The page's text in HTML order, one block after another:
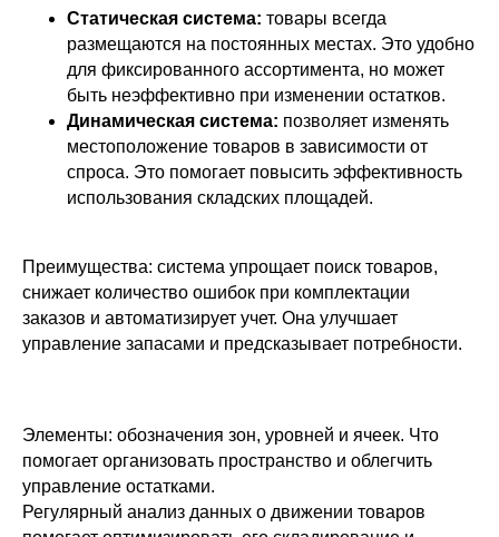
Статическая система: товары всегда
размещаются на постоянных местах. Это удобно
для фиксированного ассортимента, но может
быть неэффективно при изменении остатков.
Динамическая система: позволяет изменять
местоположение товаров в зависимости от
спроса. Это помогает повысить эффективность
использования складских площадей.
Преимущества: система упрощает поиск товаров,
снижает количество ошибок при комплектации
заказов и автоматизирует учет. Она улучшает
управление запасами и предсказывает потребности.
​Элементы: обозначения зон, уровней и ячеек. Что
помогает организовать пространство и облегчить
управление остатками.
Регулярный анализ данных о движении товаров